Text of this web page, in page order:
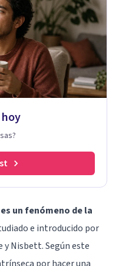
un fenómeno de la
e introducido por
y Nisbett. Según este